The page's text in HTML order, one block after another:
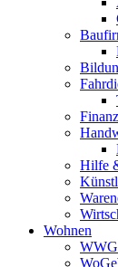
Hilfe
Wohnen